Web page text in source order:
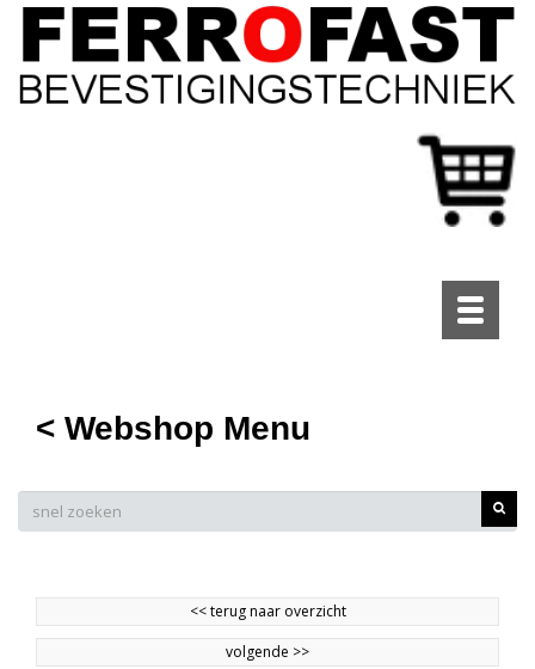
Toggle
< Webshop Menu
<<terug naar overzicht
volgende >>